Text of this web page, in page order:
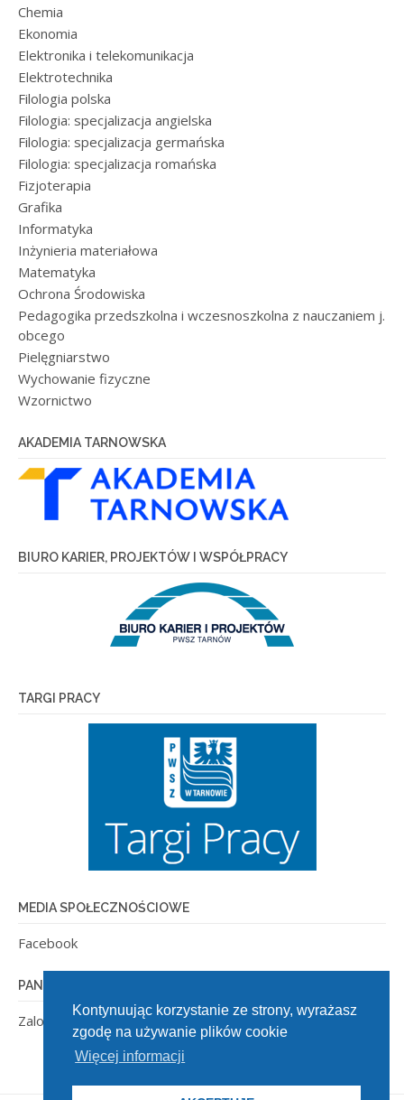
Chemia
Ekonomia
Elektronika i telekomunikacja
Elektrotechnika
Filologia polska
Filologia: specjalizacja angielska
Filologia: specjalizacja germańska
Filologia: specjalizacja romańska
Fizjoterapia
Grafika
Informatyka
Inżynieria materiałowa
Matematyka
Ochrona Środowiska
Pedagogika przedszkolna i wczesnoszkolna z nauczaniem j.
obcego
Pielęgniarstwo
Wychowanie fizyczne
Wzornictwo
AKADEMIA TARNOWSKA
BIURO KARIER, PROJEKTÓW I WSPÓŁPRACY
TARGI PRACY
MEDIA SPOŁECZNOŚCIOWE
Facebook
PANEL ADMINISTRACYJNY
Zaloguj się
Kontynuując korzystanie ze strony, wyrażasz
zgodę na używanie plików cookie
Więcej informacji